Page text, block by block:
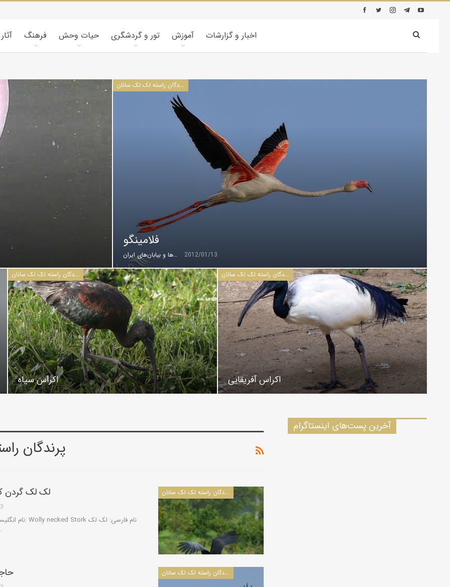
فرهنگ حیات وحش تور و گردشگری آموزش اخبار و گزارشات
پرندگان راسته لک لک سانان
فلامینگو
گروه کویرها و بیابان‌های ایران 2012/01/13
پرندگان راسته لک لک سانان
اکراس سیاه
پرندگان راسته لک لک سانان
اکراس آفریقایی
پرندگان
پرندگان راسته لک لک سانان لک لک گردن
گردن
پرندگان راسته لک لک سانان
آخرین پست‌های اینستاگرام
طوفان شن و راهکارها